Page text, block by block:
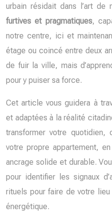
urbain résidait dans l’art de
furtives et pragmatiques,
notre centre, ici et
étage ou coincé entre deux
de fuir la ville, mais
pour y puiser sa force.
Cet article vous guidera à
et adaptées à la réalité
transformer votre quotidien,
votre propre appartement,
ancrage solide et durable.
pour identifier les signaux
rituels pour faire de votre
énergétique.